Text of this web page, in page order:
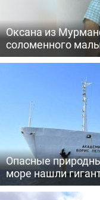
Оксана из
соломенного
Опасные
море нашли